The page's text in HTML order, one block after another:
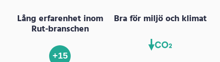
Lång erfarenhet inom
Rut-branschen
+15
Bra för miljö och klimat